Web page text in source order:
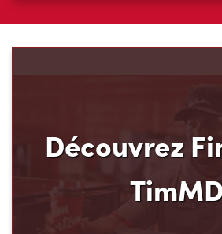
TimMD